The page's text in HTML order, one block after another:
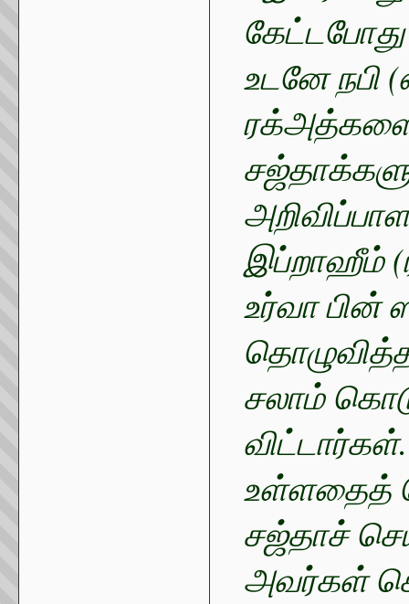
உடனே நபி
இப்றாஹீம்
உர்வா பின்
சலாம்
உள்ளதைத்
சஜ்தாச்
அவர்கள்